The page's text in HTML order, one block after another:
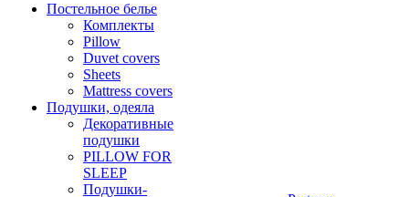
Постельное белье
Комплекты
Pillow
Duvet covers
Sheets
Mattress covers
Подушки, одеяла
Декоративные
подушки
PILLOW FOR
SLEEP
Подушки-